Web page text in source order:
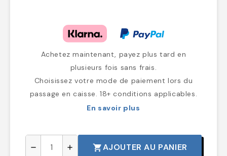
Achetez maintenant, payez plus tard en
plusieurs fois sans frais.
Choisissez votre mode de paiement lors du
passage en caisse. 18+ conditions applicables.
En savoir plus
remove add shopping_cartAJOUTER AU PANIER